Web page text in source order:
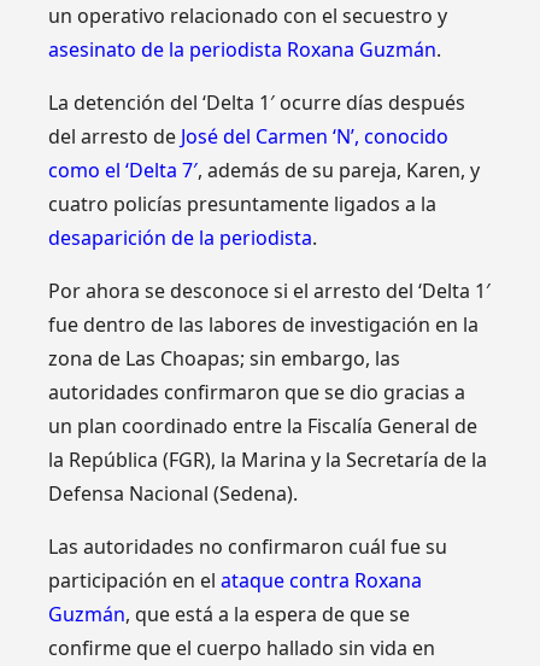
un operativo relacionado con el secuestro y
asesinato de la periodista Roxana Guzmán.
La detención del ‘Delta 1′ ocurre días después
del arresto de José del Carmen ‘N’, conocido
como el ‘Delta 7′, además de su pareja, Karen, y
cuatro policías presuntamente ligados a la
desaparición de la periodista.
Por ahora se desconoce si el arresto del ‘Delta 1′
fue dentro de las labores de investigación en la
zona de Las Choapas; sin embargo, las
autoridades confirmaron que se dio gracias a
un plan coordinado entre la Fiscalía General de
la República (FGR), la Marina y la Secretaría de la
Defensa Nacional (Sedena).
Las autoridades no confirmaron cuál fue su
participación en elataque contra Roxana
Guzmán, que está a la espera de que se
confirme que el cuerpo hallado sin vida en